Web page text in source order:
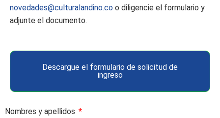
novedades@culturalandino.co o diligencie el formulario y
adjunte el documento.
Descargue el formulario de solicitud de
ingreso
Nombres y apellidos